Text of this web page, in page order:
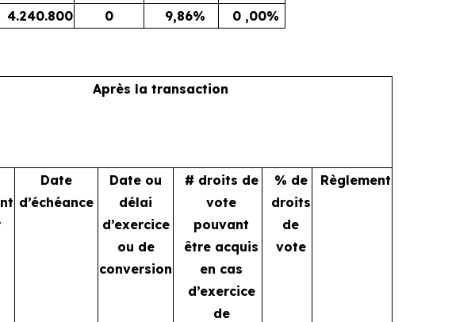
4.240.800 0 9,86% 0 ,00%
Après la transaction
Date
d’échéance
Date ou
délai
d’exercice
ou de
conversion
# droits de
vote
pouvant
être acquis
en cas
d’exercice
de
% de
droits
de
vote
Règlement